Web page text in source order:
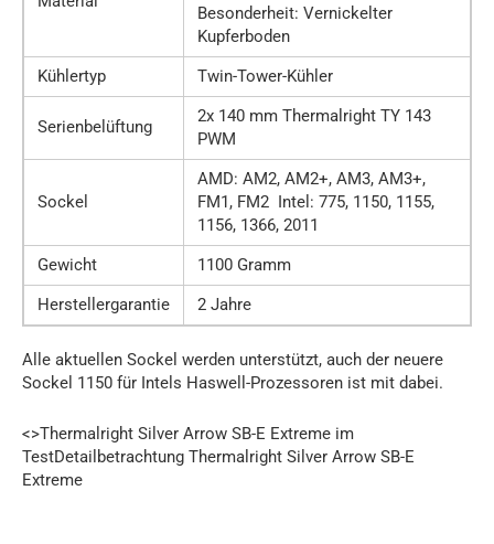
Besonderheit: Vernickelter
Kupferboden
Kühlertyp
Twin-Tower-Kühler
Serienbelüftung
2x 140 mm Thermalright TY 143
PWM
Sockel
AMD: AM2, AM2+, AM3, AM3+,
FM1, FM2 Intel: 775, 1150, 1155,
1156, 1366, 2011
Gewicht
1100 Gramm
Herstellergarantie
2 Jahre
Alle aktuellen Sockel werden unterstützt, auch der neuere
Sockel 1150 für Intels Haswell-Prozessoren ist mit dabei.
<>Thermalright Silver Arrow SB-E Extreme im
TestDetailbetrachtung Thermalright Silver Arrow SB-E
Extreme